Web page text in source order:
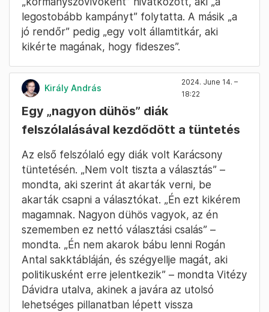
legostobább kampányt” folytatta. A másik „a
jó rendőr” pedig „egy volt államtitkár, aki
kikérte magának, hogy fideszes”.
Király András
2024. June 14. –
18:22
Egy „nagyon dühös” diák
felszólalásával kezdődött a tüntetés
Az első felszólaló egy diák volt Karácsony
tüntetésén. „Nem volt tiszta a választás” –
mondta, aki szerint át akarták verni, be
akarták csapni a választókat. „Én ezt kikérem
magamnak. Nagyon dühös vagyok, az én
szememben ez nettó választási csalás” –
mondta. „Én nem akarok bábu lenni Rogán
Antal sakktábláján, és szégyellje magát, aki
politikusként erre jelentkezik” – mondta Vitézy
Dávidra utalva, akinek a javára az utolsó
lehetséges pillanatban lépett vissza